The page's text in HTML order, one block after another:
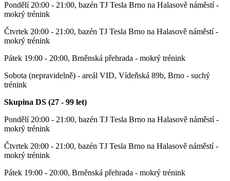
Pondělí 20:00 - 21:00, bazén TJ Tesla Brno na Halasově náměstí -
mokrý trénink
Čtvrtek 20:00 - 21:00, bazén TJ Tesla Brno na Halasově náměstí -
mokrý trénink
Pátek 19:00 - 20:00, Brněnská přehrada - mokrý trénink
Sobota (nepravidelně) - areál VID, Vídeňská 89b, Brno - suchý
trénink
Skupina DS (27 - 99 let)
Pondělí 20:00 - 21:00, bazén TJ Tesla Brno na Halasově náměstí -
mokrý trénink
Čtvrtek 20:00 - 21:00, bazén TJ Tesla Brno na Halasově náměstí -
mokrý trénink
Pátek 19:00 - 20:00, Brněnská přehrada - mokrý trénink